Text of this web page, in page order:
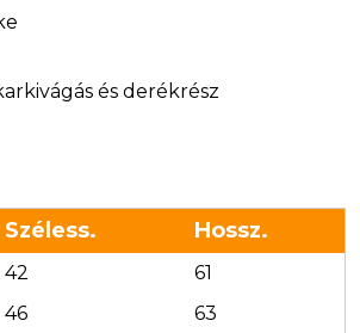
és derékrész
Széless. Hossz.
42
61
46
63